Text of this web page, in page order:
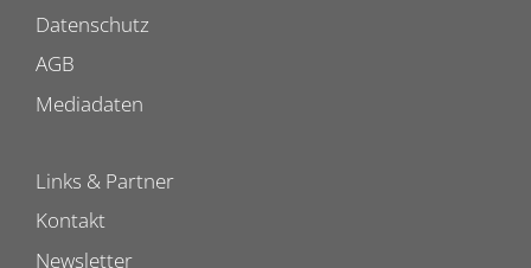
Datenschutz
AGB
Mediadaten
Links & Partner
Kontakt
Newsletter